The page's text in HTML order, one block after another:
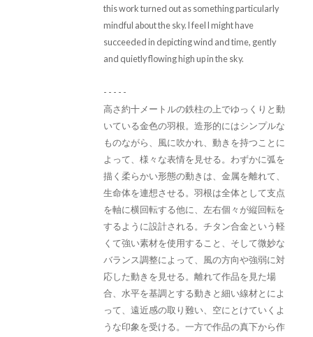
this work turned out as something particularly
mindful about the sky. I feel I might have
succeeded in depicting wind and time, gently
and quietly flowing high up in the sky.
- - - - -
高さ約十メートルの鉄柱の上でゆっくりと動
いている金色の羽根。造形的にはシンプルな
ものながら、風に吹かれ、動きを持つことに
よって、様々な表情を見せる。わずかに弧を
描く柔らかい形態の動きは、金属を離れて、
生命体を連想させる。羽根は全体として支点
を軸に横回転する他に、左右個々が縦回転を
するように設計される。チタン合金という軽
くて強い素材を使用すること、そして微妙な
バランス調整によって、風の方向や強弱に対
応した動きを見せる。離れて作品を見た場
合、水平を基調とする動きと細い線材とによ
って、遠近感の取り難い、空にとけていくよ
うな印象を受ける。一方で作品の真下から作